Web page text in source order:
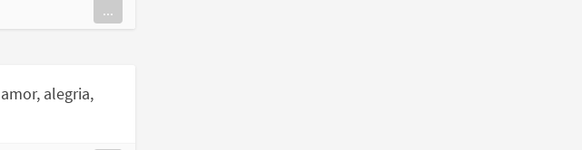
...
alegria,